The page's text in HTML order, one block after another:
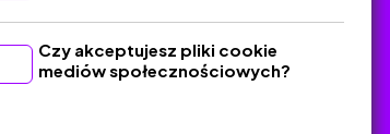
Czy akceptujesz pliki cookie
mediów społecznościowych?